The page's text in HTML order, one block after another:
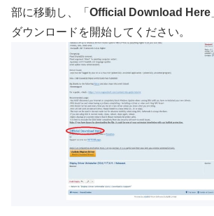
部に移動し、「 Official Download Here
ダウンロードを開始してください。